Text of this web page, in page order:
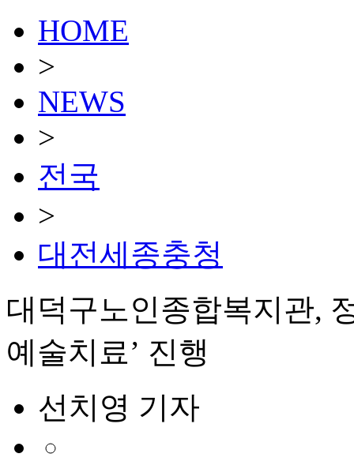
HOME
>
NEWS
>
전국
>
대전세종충청
대덕구노인종합복지관,
예술치료’ 진행
선치영 기자